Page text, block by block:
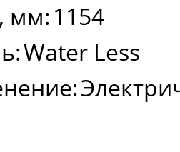
мм: 1154
Water Less